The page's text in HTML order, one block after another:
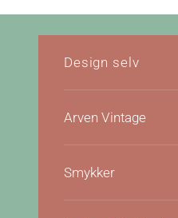
Hopp til innhold
Design selv
Arven Vintage
Smykker